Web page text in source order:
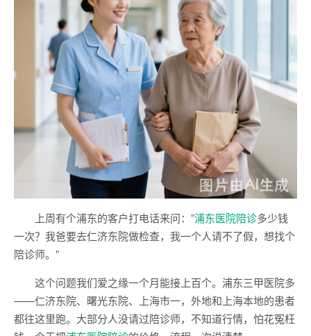
上周有个浦东的客户打电话来问：”浦东医院陪诊多少钱
一次？我爸要去仁济东院做检查，我一个人请不了假，想找个
陪诊师。”
这个问题我们爱之缘一个月能接上百个。浦东三甲医院多
——仁济东院、曙光东院、上海市一，外地和上海本地的患者
都往这里跑。大部分人没请过陪诊师，不知道行情，怕花冤枉